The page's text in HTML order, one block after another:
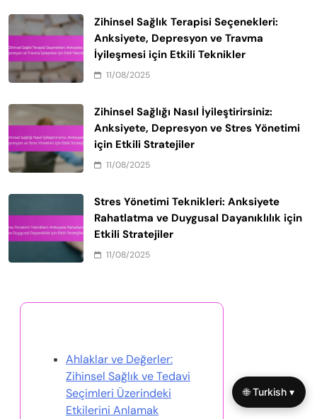
Zihinsel Sağlık Terapisi Seçenekleri:
Anksiyete, Depresyon ve Travma
İyileşmesi için Etkili Teknikler
11/08/2025
Zihinsel Sağlığı Nasıl İyileştirirsiniz:
Anksiyete, Depresyon ve Stres Yönetimi
için Etkili Stratejiler
11/08/2025
Stres Yönetimi Teknikleri: Anksiyete
Rahatlatma ve Duygusal Dayanıklılık için
Etkili Stratejiler
11/08/2025
Ahlaklar ve Değerler:
Zihinsel Sağlık ve Tedavi
Seçimleri Üzerindeki
Etkilerini Anlamak
🌐 Turkish ▾